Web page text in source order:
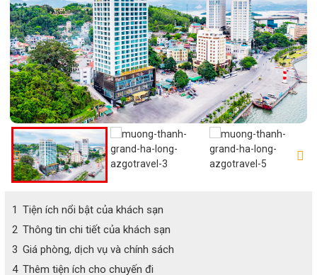
1 Tiện ích nổi bật của khách sạn
2 Thông tin chi tiết của khách sạn
3 Giá phòng, dịch vụ và chính sách
4 Thêm tiện ích cho chuyến đi